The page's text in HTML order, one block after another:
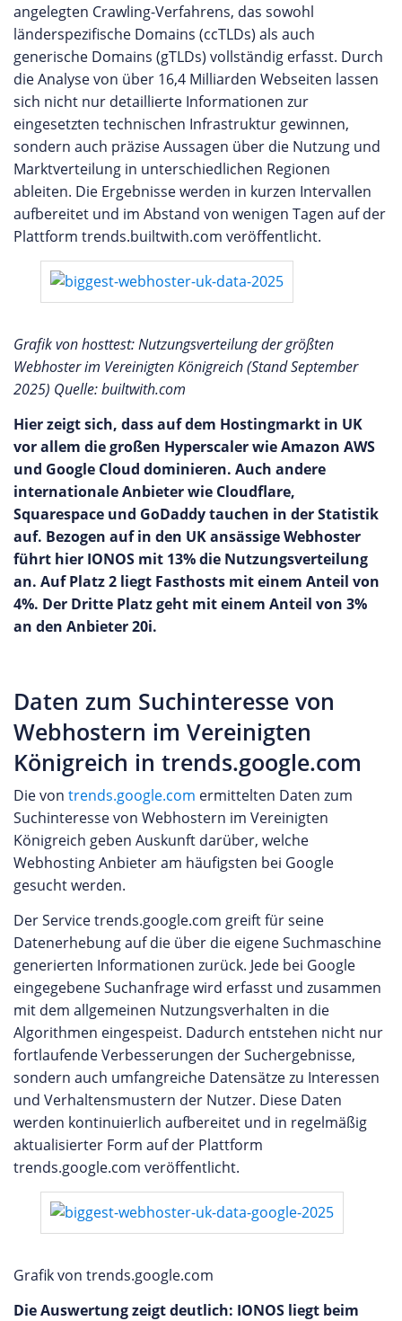
angelegten Crawling-Verfahrens, das sowohl
länderspezifische Domains (ccTLDs) als auch
generische Domains (gTLDs) vollständig erfasst. Durch
die Analyse von über 16,4 Milliarden Webseiten lassen
sich nicht nur detaillierte Informationen zur
eingesetzten technischen Infrastruktur gewinnen,
sondern auch präzise Aussagen über die Nutzung und
Marktverteilung in unterschiedlichen Regionen
ableiten. Die Ergebnisse werden in kurzen Intervallen
aufbereitet und im Abstand von wenigen Tagen auf der
Plattform trends.builtwith.com veröffentlicht.
Grafik von hosttest: Nutzungsverteilung der größten
Webhoster im Vereinigten Königreich (Stand September
2025) Quelle: builtwith.com
Hier zeigt sich, dass auf dem Hostingmarkt in UK
vor allem die großen Hyperscaler wie Amazon AWS
und Google Cloud dominieren. Auch andere
internationale Anbieter wie Cloudflare,
Squarespace und GoDaddy tauchen in der Statistik
auf. Bezogen auf in den UK ansässige Webhoster
führt hier IONOS mit 13% die Nutzungsverteilung
an. Auf Platz 2 liegt Fasthosts mit einem Anteil von
4%. Der Dritte Platz geht mit einem Anteil von 3%
an den Anbieter 20i.
Daten zum Suchinteresse von
Webhostern im Vereinigten
Königreich in trends.google.com
Die von trends.google.com ermittelten Daten zum
Suchinteresse von Webhostern im Vereinigten
Königreich geben Auskunft darüber, welche
Webhosting Anbieter am häufigsten bei Google
gesucht werden.
Der Service trends.google.com greift für seine
Datenerhebung auf die über die eigene Suchmaschine
generierten Informationen zurück. Jede bei Google
eingegebene Suchanfrage wird erfasst und zusammen
mit dem allgemeinen Nutzungsverhalten in die
Algorithmen eingespeist. Dadurch entstehen nicht nur
fortlaufende Verbesserungen der Suchergebnisse,
sondern auch umfangreiche Datensätze zu Interessen
und Verhaltensmustern der Nutzer. Diese Daten
werden kontinuierlich aufbereitet und in regelmäßig
aktualisierter Form auf der Plattform
trends.google.com veröffentlicht.
Grafik von trends.google.com
Die Auswertung zeigt deutlich: IONOS liegt beim